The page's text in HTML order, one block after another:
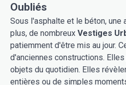
Oubliés
Sous l'asphalte et le béton, une
plus, de nombreux Vestiges
patiemment d'être mis au jour.
d'anciennes constructions.
objets du quotidien. Elles
entières ou de simples